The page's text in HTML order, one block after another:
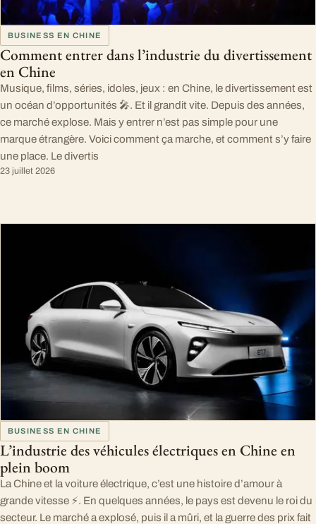
BUSINESS EN CHINE
Comment entrer dans l’industrie du divertissement
en Chine
Musique, films, séries, idoles, jeux : en Chine, le divertissement est
un océan d’opportunités 🎤. Et il grandit vite. Depuis des années,
ce marché explose. Mais y entrer n’est pas simple pour une
marque étrangère. Voici comment ça marche, et comment s’y faire
une place. Le divertis
23 juillet 2026
BUSINESS EN CHINE
L’industrie des véhicules électriques en Chine en
plein boom
La Chine et la voiture électrique, c’est une histoire d’amour à
grande vitesse ⚡. En quelques années, le pays est devenu le roi du
secteur. Le marché a explosé, puis il a mûri, et la guerre des prix fait